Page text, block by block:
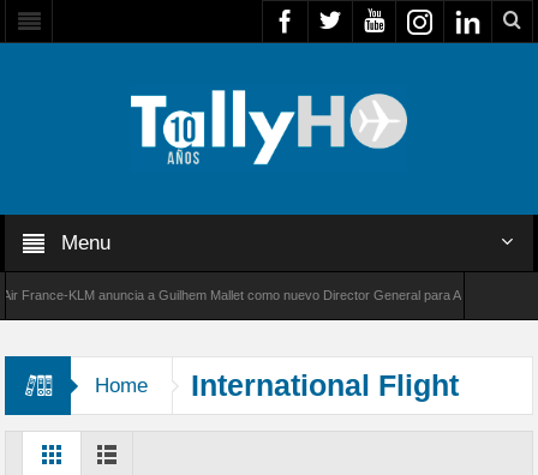
Menu
KLM anuncia a Guilhem Mallet como nuevo Director General para América Latina
Home
International Flight
Training School